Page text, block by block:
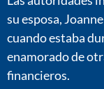
su esposa,
cuando estaba
enamorado de
financieros.